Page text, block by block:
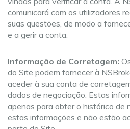
comunicará com os utilizadores
suas questões, de modo a
e a gerir a conta.
Informação de Corretagem:
do Site podem fornecer à
aceder à sua conta de
dados de negociação. Estas
apenas para obter o histórico de
estas informações e não estão